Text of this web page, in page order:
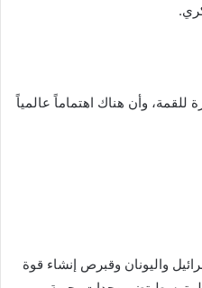
للقمة، وأن هناك اهتماماً عالمياً
واليونان وقبرص إنشاء قوة